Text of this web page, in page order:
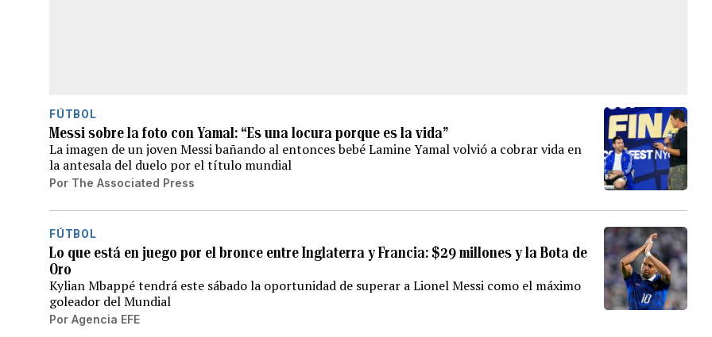
FÚTBOL
Messi sobre la foto con Yamal: “Es una locura porque es la vida”
La imagen de un joven Messi bañando al entonces bebé Lamine Yamal volvió a cobrar vida en
la antesala del duelo por el título mundial
Por The Associated Press
FÚTBOL
Lo que está en juego por el bronce entre Inglaterra y Francia: $29 millones y la Bota de
Oro
Kylian Mbappé tendrá este sábado la oportunidad de superar a Lionel Messi como el máximo
goleador del Mundial
Por Agencia EFE